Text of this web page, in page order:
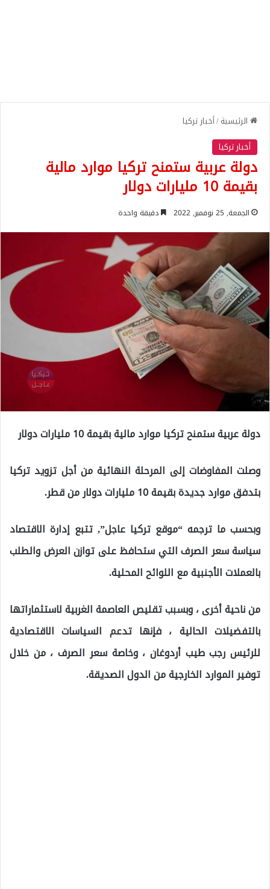
الرئيسية/أخبار تركيا
أخبار تركيا
دولة عربية ستمنح تركيا موارد مالية
بقيمة 10 مليارات دولار
الجمعة, 25 نوفمبر, 2022 دقيقة واحدة
دولة عربية ستمنح تركيا موارد مالية بقيمة 10 مليارات دولار
وصلت المفاوضات إلى المرحلة النهائية من أجل تزويد تركيا
بتدفق موارد جديدة بقيمة 10 مليارات دولار من قطر.
وبحسب ما ترجمه “موقع تركيا عاجل”, تتبع إدارة الاقتصاد
سياسة سعر الصرف التي ستحافظ على توازن العرض والطلب
بالعملات الأجنبية مع اللوائح المحلية.
من ناحية أخرى ، وبسبب تقليص العاصمة الغربية لاستثماراتها
بالتفضيلات الحالية ، فإنها تدعم السياسات الاقتصادية
للرئيس رجب طيب أردوغان ، وخاصة سعر الصرف ، من خلال
توفير الموارد الخارجية من الدول الصديقة.